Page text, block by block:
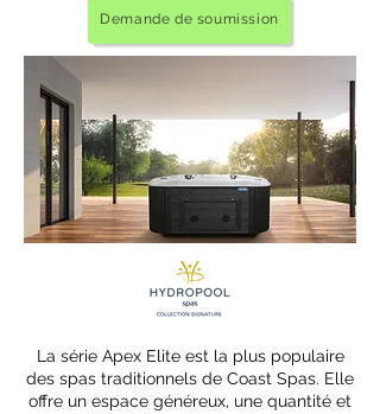
Demande de soumission
La série Apex Elite est la plus populaire
des spas traditionnels de Coast Spas. Elle
offre un espace généreux, une quantité et